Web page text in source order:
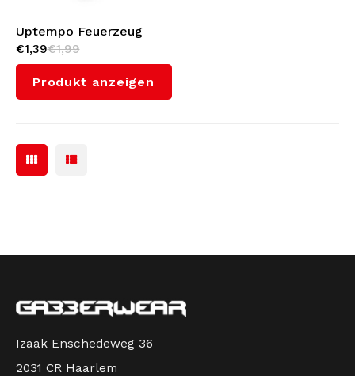
Uptempo Feuerzeug
'Push The Limits'
€1,39€1,99
Produkt anzeigen
Izaak Enschedeweg 36
2031 CR Haarlem